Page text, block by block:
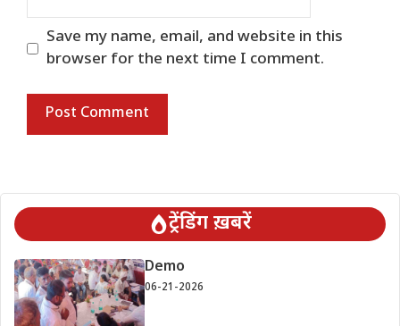
Save my name, email, and website in this
browser for the next time I comment.
ट्रेंडिंग ख़बरें
Demo
06-21-2026